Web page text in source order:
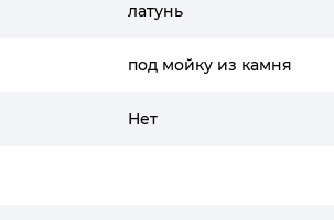
латунь
под мойку из камня
Нет